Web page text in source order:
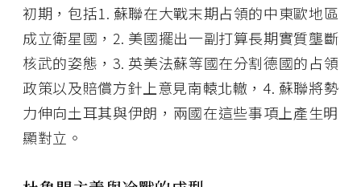
初期，包括1. 蘇聯在大戰末期占領的中東歐地區
成立衛星國，2. 美國擺出一副打算長期實質壟斷
核武的姿態，3. 英美法蘇等國在分割德國的占領
政策以及賠償方針上意見南轅北轍，4. 蘇聯將勢
力伸向土耳其與伊朗，兩國在這些事項上產生明
顯對立。